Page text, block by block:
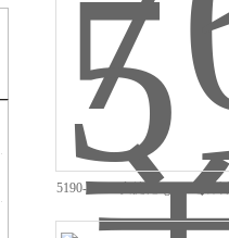
5190-6168*安捷伦agilent进样
价